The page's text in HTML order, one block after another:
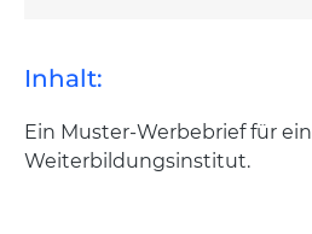
Inhalt:
Ein Muster-Werbebrief für ein
Weiterbildungsinstitut.